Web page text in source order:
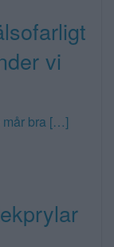
vi
mår bra […]